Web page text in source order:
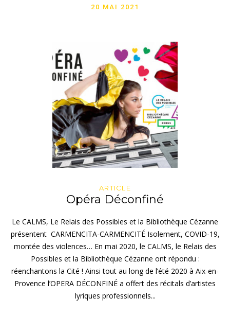
20 MAI 2021
ARTICLE
Opéra Déconfiné
Le CALMS, Le Relais des Possibles et la Bibliothèque Cézanne
présentent CARMENCITA-CARMENCITÉ Isolement, COVID-19,
montée des violences… En mai 2020, le CALMS, le Relais des
Possibles et la Bibliothèque Cézanne ont répondu :
réenchantons la Cité ! Ainsi tout au long de l’été 2020 à Aix-en-
Provence l’OPERA DÉCONFINÉ a offert des récitals d’artistes
lyriques professionnels...